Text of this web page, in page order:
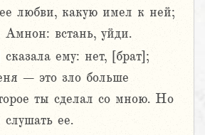
любви, какую имел к ней;
Амнон: встань, уйди.
ему: нет, [брат];
– это зло больше
ты сделал со мною. Но
ее.